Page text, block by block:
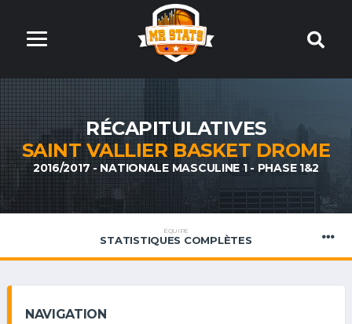
RÉCAPITULATIVES
SAINT VALLIER BASKET DROME
2016/2017 - NATIONALE MASCULINE 1 - PHASE 1&2
ÉQUIPE
STATISTIQUES COMPLÈTES
NAVIGATION